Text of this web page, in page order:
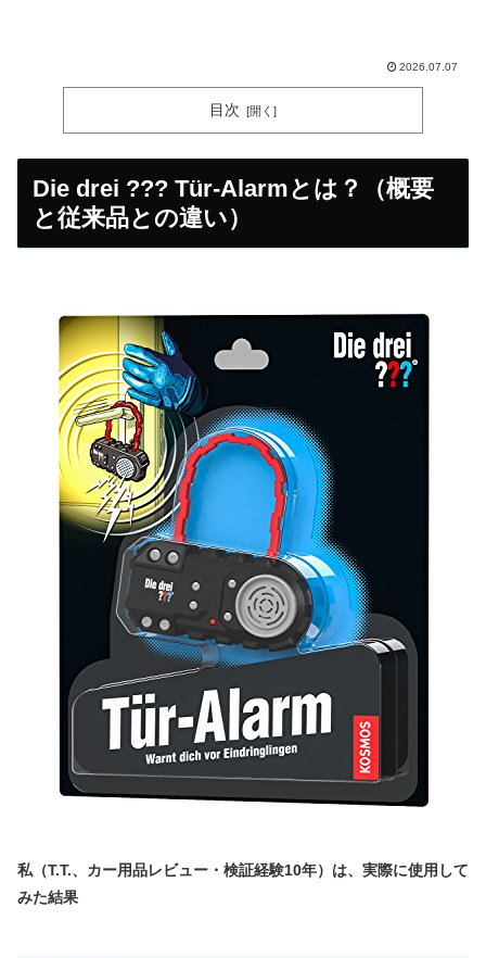
2026.07.07
目次
Die drei ??? Tür-Alarmとは？（概要
と従来品との違い）
私（T.T.、カー用品レビュー・検証経験10年）は、実際に使用して
みた結果